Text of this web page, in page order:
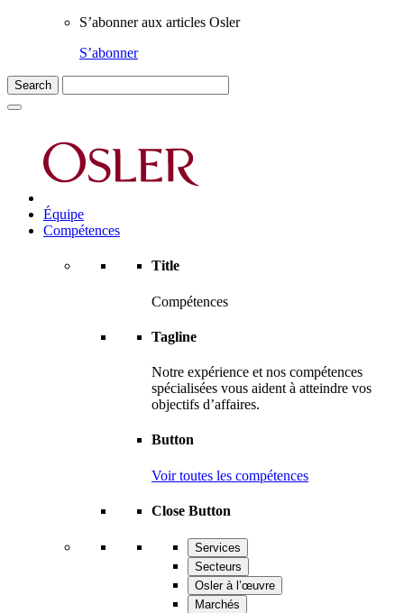
S’abonner aux articles Osler
S’abonner
Équipe
Compétences
Title
Compétences
Tagline
Notre expérience et nos compétences
spécialisées vous aident à atteindre vos
objectifs d’affaires.
Button
Voir toutes les compétences
Close Button
Services
Secteurs
Osler à l’œuvre
Marchés